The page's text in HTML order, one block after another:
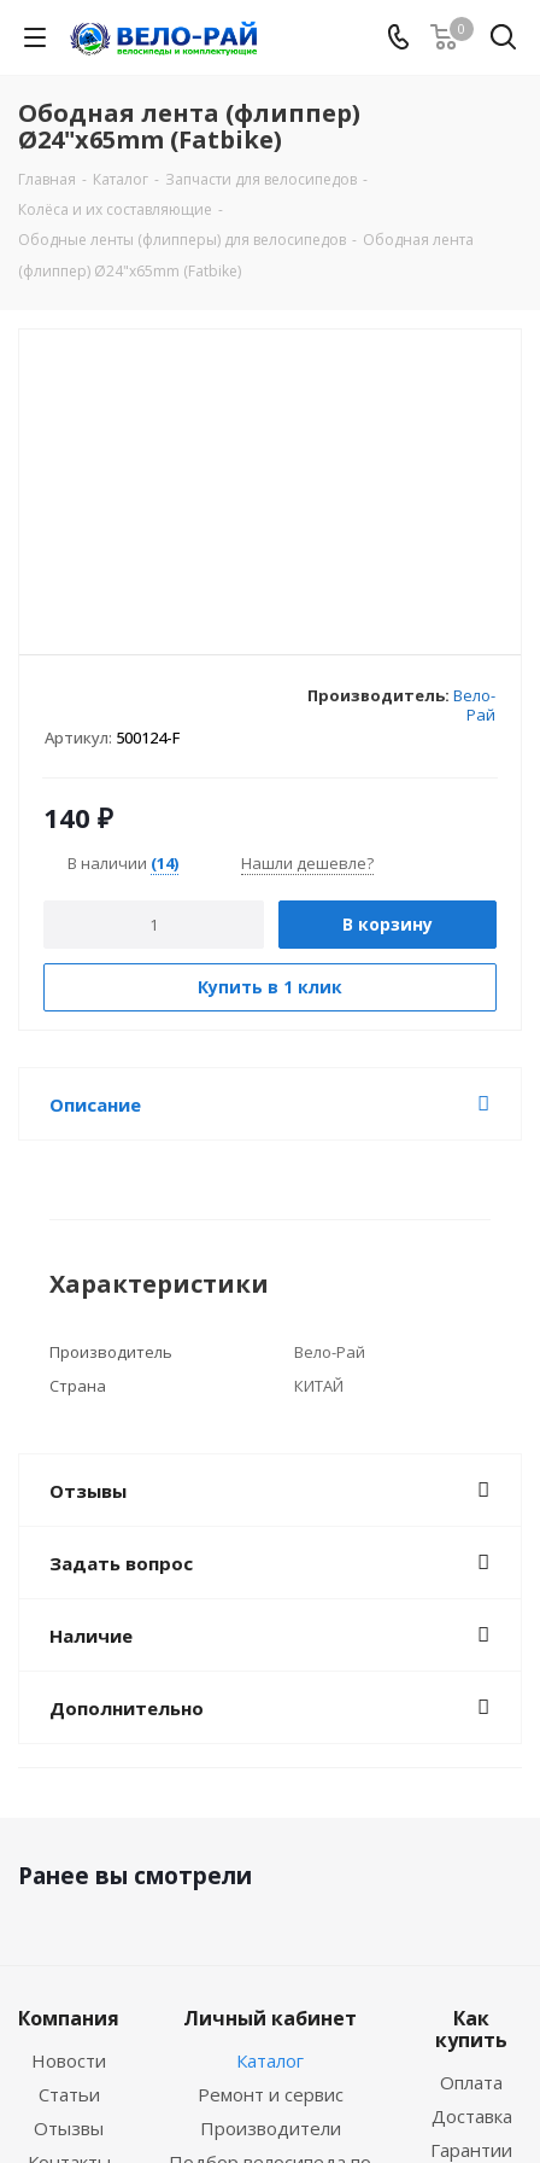
0
Ободная лента (флиппер)
Ø24"x65mm (Fatbike)
Главная - Каталог - Запчасти для велосипедов -
Колёса и их составляющие -
Ободные ленты (флипперы) для велосипедов - Ободная лента
(флиппер) Ø24"x65mm (Fatbike)
Артикул: 500124-F
Производитель: Вело-
Рай
140 ₽
В наличии (14) Нашли дешевле?
В корзину
Купить в 1 клик
Описание
Характеристики
Производитель
Вело-Рай
Страна
КИТАЙ
Отзывы
Задать вопрос
Наличие
Дополнительно
Ранее вы смотрели
Компания
Новости
Статьи
Отызвы
Личный кабинет
Каталог
Ремонт и сервис
Производители
Как
купить
Оплата
Доставка
Гарантии